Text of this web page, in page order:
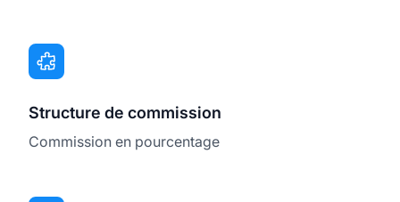
Structure de commission
Commission en pourcentage